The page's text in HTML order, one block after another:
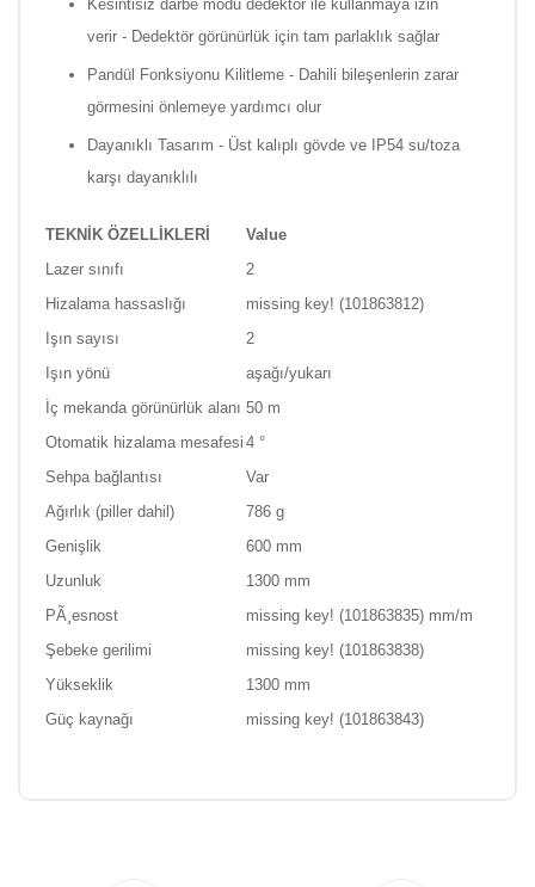
Kesintisiz darbe modu dedektör ile kullanmaya izin
verir - Dedektör görünürlük için tam parlaklık sağlar
Pandül Fonksiyonu Kilitleme - Dahili bileşenlerin zarar
görmesini önlemeye yardımcı olur
Dayanıklı Tasarım - Üst kalıplı gövde ve IP54 su/toza
karşı dayanıklılı
TEKNİK ÖZELLİKLERİ
Value
Lazer sınıfı
2
Hizalama hassaslığı
missing key! (101863812)
Işın sayısı
2
Işın yönü
aşağı/yukarı
İç mekanda görünürlük alanı 50 m
Otomatik hizalama mesafesi 4 °
Sehpa bağlantısı
Var
Ağırlık (piller dahil)
786 g
Genişlik
600 mm
Uzunluk
1300 mm
PÃ¸esnost
missing key! (101863835) mm/m
Şebeke gerilimi
missing key! (101863838)
Yükseklik
1300 mm
Güç kaynağı
missing key! (101863843)